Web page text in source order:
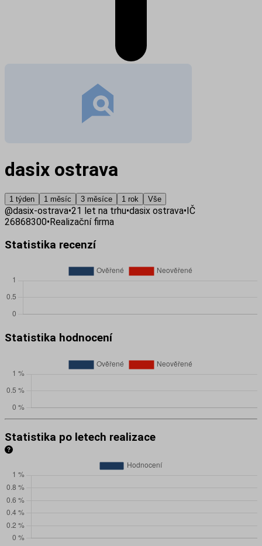
dasix ostrava
1 týden 1 měsíc 3 měsíce 1 rok Vše
@dasix-ostrava•21 let na trhu•dasix ostrava•IČ
26868300•Realizační firma
Statistika recenzí
Statistika hodnocení
Statistika po letech realizace